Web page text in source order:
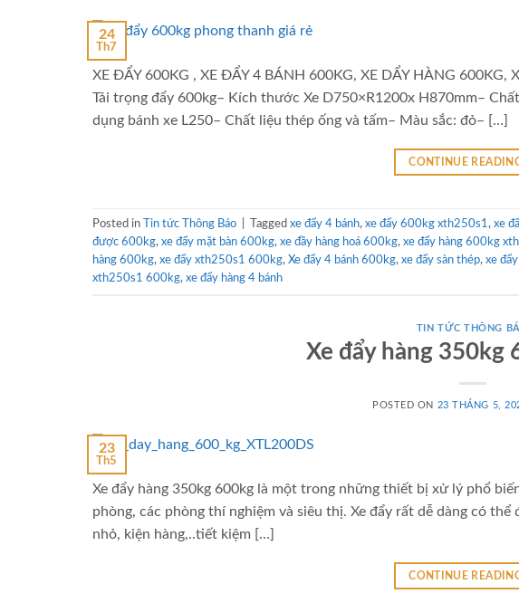
24
Th7
XE ĐẨY 600KG , XE ĐẨY 4 BÁNH 600KG, XE DẨY HÀNG 600KG,
Tải trọng đẩy 600kg– Kích thước Xe D750×R1200x H870mm–
dụng bánh xe L250– Chất liệu thép ống và tấm– Màu sắc: đỏ– […]
CONTINUE
Posted in Tin tức Thông Báo Tagged xe đẩy 4 bánh, xe đẩy 600kg xth250s1 , xe
được 600kg, xe đẩy mặt bàn 600kg, xe đầy hàng hoá 600kg, xe đẩy hàng 600kg
hàng 600kg, xe đẩy xth250s1 600kg, Xe đẩy 4 bánh 600kg, xe đẩy sàn thép, xe
xth250s1 600kg, xe đẩy hàng 4 bánh
TIN TỨC THÔNG
Xe đẩy hàng 350kg
POSTED ON 23 THÁNG 5,
23
Th5
Xe đẩy hàng 350kg 600kg là một trong những thiết bị xử lý phổ
phòng, các phòng thí nghiệm và siêu thị. Xe đẩy rất dễ dàng có
nhỏ, kiện hàng,..tiết kiệm […]
CONTINUE